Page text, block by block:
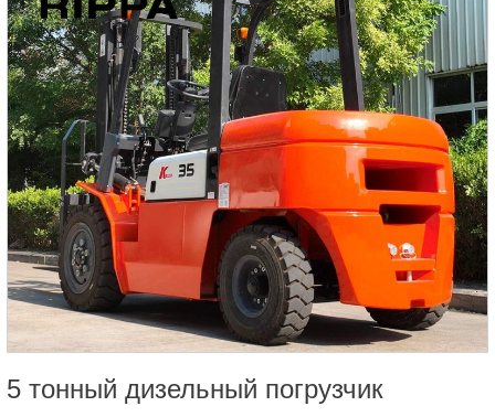
5 тонный дизельный погрузчик